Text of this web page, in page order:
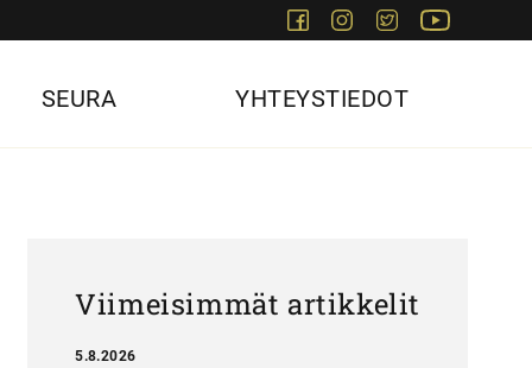
FacebookInstagram
Twitter
SEURA YHTEYSTIEDOT
Viimeisimmät artikkelit
5.8.2026